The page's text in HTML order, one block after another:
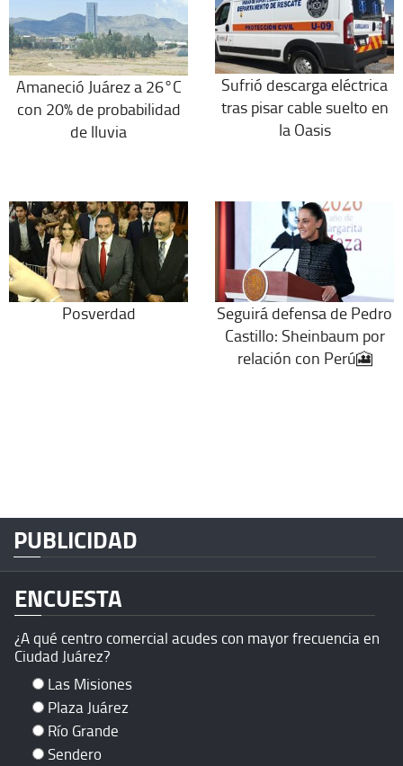
Amaneció Juárez a 26°C
con 20% de probabilidad
de lluvia
Sufrió descarga eléctrica
tras pisar cable suelto en
la Oasis
Posverdad
Seguirá defensa de Pedro
Castillo: Sheinbaum por
relación con Perú🎦
PUBLICIDAD
ENCUESTA
¿A qué centro comercial acudes con mayor frecuencia en
Ciudad Juárez?
Las Misiones
Plaza Juárez
Río Grande
Sendero